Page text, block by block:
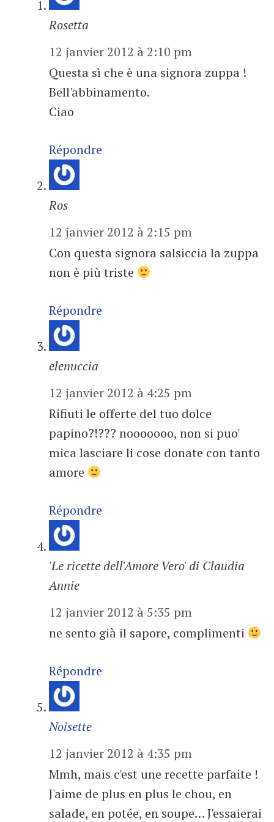
Rosetta
12 janvier 2012 à 2:10 pm
Questa sì che è una signora zuppa !
Bell'abbinamento.
Ciao
Répondre
Ros
12 janvier 2012 à 2:15 pm
Con questa signora salsiccia la zuppa
non è più triste
Répondre
elenuccia
12 janvier 2012 à 4:25 pm
Rifiuti le offerte del tuo dolce
papino?!??? nooooooo, non si puo'
mica lasciare li cose donate con tanto
amore
Répondre
'Le ricette dell'Amore Vero' di Claudia
Annie
12 janvier 2012 à 5:35 pm
ne sento già il sapore, complimenti
Répondre
Noisette
12 janvier 2012 à 4:35 pm
Mmh, mais c'est une recette parfaite !
J'aime de plus en plus le chou, en
salade, en potée, en soupe… J'essaierai